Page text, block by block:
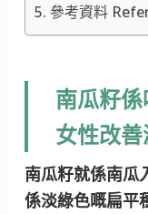
參考資料
南瓜籽
女性改
南瓜籽就係南瓜
係淡綠色嘅扁平